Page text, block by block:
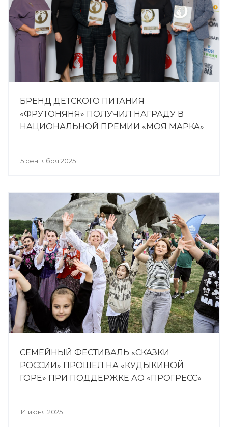
БРЕНД ДЕТСКОГО ПИТАНИЯ
«ФРУТОНЯНЯ» ПОЛУЧИЛ НАГРАДУ В
НАЦИОНАЛЬНОЙ ПРЕМИИ «МОЯ МАРКА»
5 сентября 2025
СЕМЕЙНЫЙ ФЕСТИВАЛЬ «СКАЗКИ
РОССИИ» ПРОШЕЛ НА «КУДЫКИНОЙ
ГОРЕ» ПРИ ПОДДЕРЖКЕ АО «ПРОГРЕСС»
14 июня 2025